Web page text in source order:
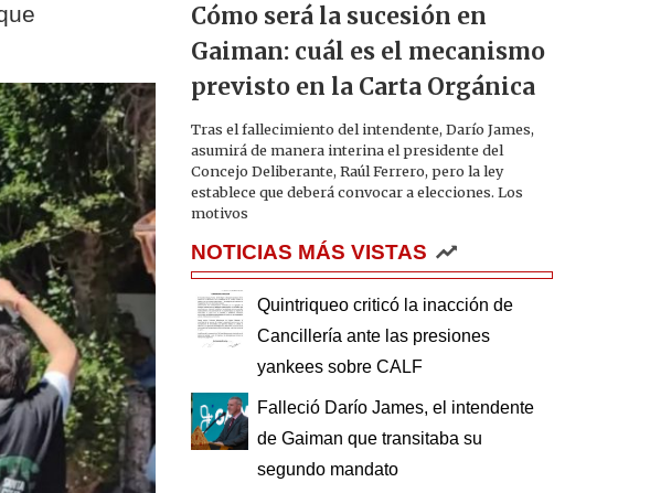
Cómo será la sucesión en
Gaiman: cuál es el mecanismo
previsto en la Carta Orgánica
Tras el fallecimiento del intendente, Darío James,
asumirá de manera interina el presidente del
Concejo Deliberante, Raúl Ferrero, pero la ley
establece que deberá convocar a elecciones. Los
motivos
NOTICIAS MÁS VISTAS
Quintriqueo criticó la inacción de
Cancillería ante las presiones
yankees sobre CALF
Falleció Darío James, el intendente
de Gaiman que transitaba su
segundo mandato